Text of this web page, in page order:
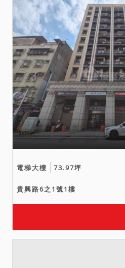
電梯大樓 73.97坪
貴興路6之1號1樓